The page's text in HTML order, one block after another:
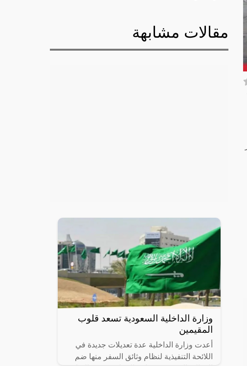
مقالات مشابهة
وزارة الداخلية السعودية تسعد قلوب
المقيمين
أعدت وزارة الداخلية عدة تعديلات جديدة في
اللائحة التنفيذية لنظام وثائق السفر منها ضم